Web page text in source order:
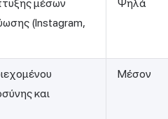
μέσων
(Instagram,
Ψηλά
και
Μέσον